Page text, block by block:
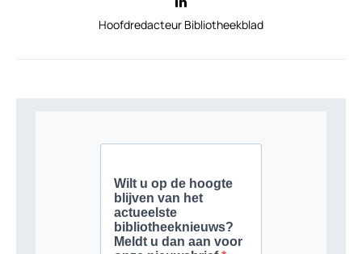
Hoofdredacteur Bibliotheekblad